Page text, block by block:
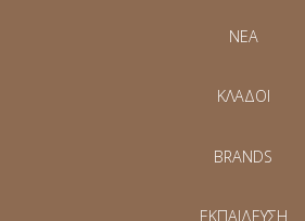
NEA
ΚΛΑΔΟΙ
BRANDS
ΕΚΠΑΙΔΕΥΣΗ